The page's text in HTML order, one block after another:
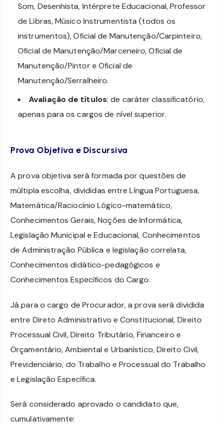
Som, Desenhista, Intérprete Educacional, Professor
de Libras, Músico Instrumentista (todos os
instrumentos), Oficial de Manutenção/Carpinteiro,
Oficial de Manutenção/Marceneiro, Oficial de
Manutenção/Pintor e Oficial de
Manutenção/Serralheiro.
Avaliação de títulos: de caráter classificatório,
apenas para os cargos de nível superior.
Prova Objetiva e Discursiva
A prova objetiva será formada por questões de
múltipla escolha, divididas entre Língua Portuguesa,
Matemática/Raciocínio Lógico-matemático,
Conhecimentos Gerais, Noções de Informática,
Legislação Municipal e Educacional, Conhecimentos
de Administração Pública e legislação correlata,
Conhecimentos didático-pedagógicos e
Conhecimentos Específicos do Cargo.
Já para o cargo de Procurador, a prova será dividida
entre Direto Administrativo e Constitucional, Direito
Processual Civil, Direito Tributário, Financeiro e
Orçamentário, Ambiental e Urbanístico, Direito Civil,
Previdenciário, do Trabalho e Processual do Trabalho
e Legislação Específica.
Será considerado aprovado o candidato que,
cumulativamente: